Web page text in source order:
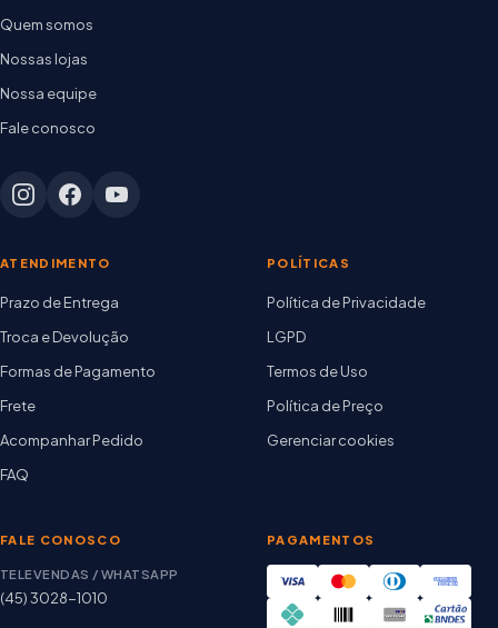
Quem somos
Nossas lojas
Nossa equipe
Fale conosco
ATENDIMENTO
Prazo de Entrega
Troca e Devolução
Formas de Pagamento
Frete
Acompanhar Pedido
FAQ
POLÍTICAS
Política de Privacidade
LGPD
Termos de Uso
Política de Preço
Gerenciar cookies
FALE CONOSCO
TELEVENDAS / WHATSAPP
(45) 3028-1010
PAGAMENTOS